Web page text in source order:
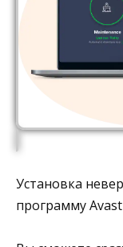
Установка
программу